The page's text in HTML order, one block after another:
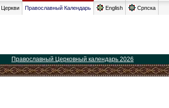
Православный Календарь English Српска
Православный Церковный календарь 2026